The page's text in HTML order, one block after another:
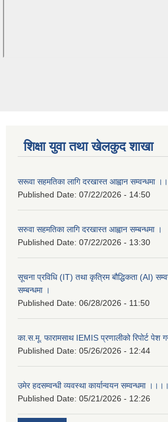
शिक्षा युवा तथा खेलकुद शाखा
सरूवा सहमतिका लागि दरखास्त आह्वान सम्वन्धमा ।।
Published Date: 07/22/2026 - 14:50
सरुवा सहमतिका लागि दरखास्त आह्वान सम्बन्धमा ।
Published Date: 07/22/2026 - 13:30
सूचना प्रविधि (IT) तथा कृत्रिम बौद्धिकता (AI)
सम्बन्धमा ।
Published Date: 06/28/2026 - 11:50
का.स.मू. फारामसाथ IEMIS प्रणालीको रिपोर्ट पेश
Published Date: 05/26/2026 - 12:44
उमेर हदसम्वन्धी व्यवस्था कार्यान्वयन सम्वन्धमा ।।।।
Published Date: 05/21/2026 - 12:26